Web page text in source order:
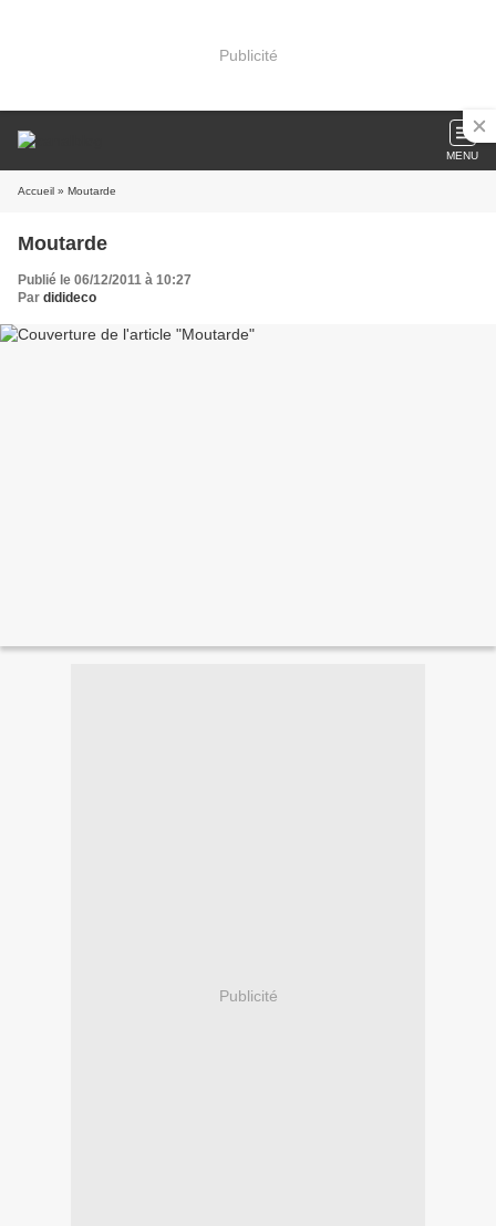
Publicité
MENU
Accueil » Moutarde
Moutarde
Publié le 06/12/2011 à 10:27
Par didideco
Publicité